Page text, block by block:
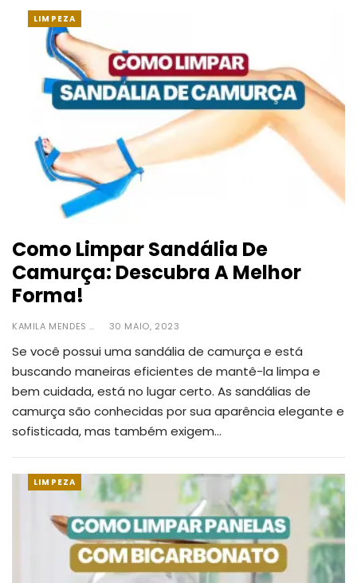
LIMPEZA
Como Limpar Sandália De
Camurça: Descubra A Melhor
Forma!
KAMILA MENDES 30 MAIO, 2023
Se você possui uma sandália de camurça e está
buscando maneiras eficientes de mantê-la limpa e
bem cuidada, está no lugar certo. As sandálias de
camurça são conhecidas por sua aparência elegante e
sofisticada, mas também exigem…
LIMPEZA